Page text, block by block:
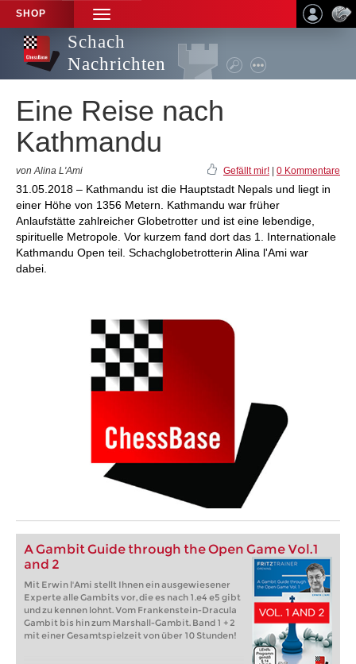
SHOP
TOGGLE
NAVIGATION
Schach
Nachrichten
Eine Reise nach
Kathmandu
von Alina L'Ami Gefällt mir! 0 Kommentare
31.05.2018 – Kathmandu ist die Hauptstadt Nepals und liegt in
einer Höhe von 1356 Metern. Kathmandu war früher
Anlaufstätte zahlreicher Globetrotter und ist eine lebendige,
spirituelle Metropole. Vor kurzem fand dort das 1. Internationale
Kathmandu Open teil. Schachglobetrotterin Alina l'Ami war
dabei.
A Gambit Guide through the Open Game Vol.1
and 2
Mit Erwin l'Ami stellt Ihnen ein ausgewiesener
Experte alle Gambits vor, die es nach 1.e4 e5 gibt
und zu kennen lohnt. Vom Frankenstein-Dracula
Gambit bis hin zum Marshall-Gambit. Band 1 + 2
mit einer Gesamtspielzeit von über 10 Stunden!